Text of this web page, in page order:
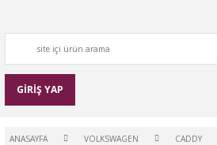
GİRİŞ YAP
ANASAYFA VOLKSWAGEN CADDY